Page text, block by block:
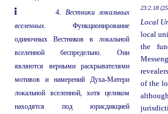
4. Вестники локальных
вселенных.
Функционирование
одиночных Вестников в локальной
вселенной беспредельно. Они
являются верными раскрывателями
мотивов и намерений Духа-Матери
локальной вселенной, хотя целиком
находятся под юрисдикцией
23:2.18
Local
local
the
of the